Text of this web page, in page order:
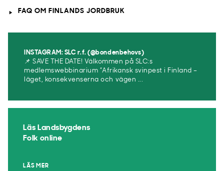
FAQ OM FINLANDS JORDBRUK
INSTAGRAM: SLC r.f. (@bondenbehovs)
📌 SAVE THE DATE! Välkommen på SLC:s
medlemswebbinarium ”Afrikansk svinpest i Finland –
läget, konsekvenserna och vägen ...
Läs Landsbygdens
Folk online
LÄS MER